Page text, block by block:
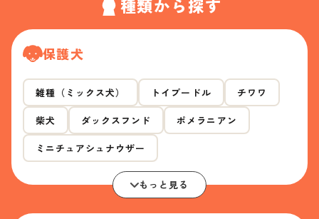
種類から探す
保護犬
雑種（ミックス犬） トイプードル チワワ
柴犬 ダックスフンド ポメラニアン
ミニチュアシュナウザー
もっと見る